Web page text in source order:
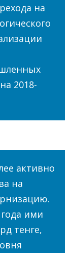
на
2018-
активно
на
ими
тенге,